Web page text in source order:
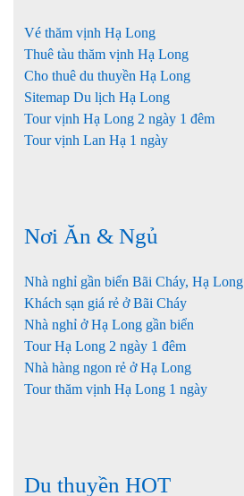
Vé thăm vịnh Hạ Long
Thuê tàu thăm vịnh Hạ Long
Cho thuê du thuyền Hạ Long
Sitemap Du lịch Hạ Long
Tour vịnh Hạ Long 2 ngày 1 đêm
Tour vịnh Lan Hạ 1 ngày
Nơi Ăn & Ngủ
Nhà nghỉ gần biển Bãi Cháy, Hạ Long
Khách sạn giá rẻ ở Bãi Cháy
Nhà nghỉ ở Hạ Long gần biển
Tour Hạ Long 2 ngày 1 đêm
Nhà hàng ngon rẻ ở Hạ Long
Tour thăm vịnh Hạ Long 1 ngày
Du thuyền HOT